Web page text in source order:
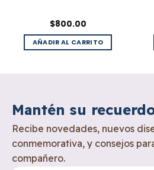
$800.00
AÑADIR AL CARRITO
Mantén su
Recibe novedades, nuevos
conmemorativa, y consejos
compañero.